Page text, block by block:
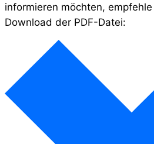
informieren möchten,
Download der PDF-Datei: